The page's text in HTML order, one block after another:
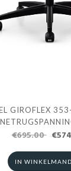
GIROFLEX
€695.00
IN